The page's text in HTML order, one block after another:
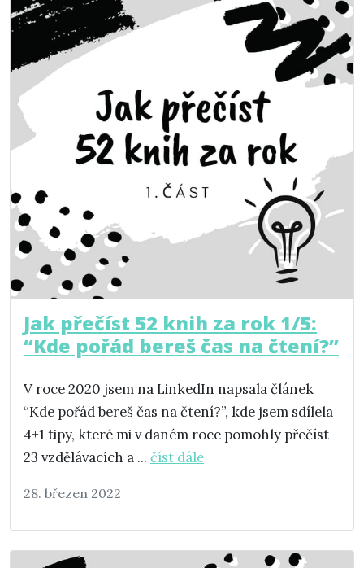
Jak přečíst 52 knih za rok 1/5:
“Kde pořád bereš čas na čtení?”
V roce 2020 jsem na LinkedIn napsala článek
“Kde pořád bereš čas na čtení?”, kde jsem sdílela
4+1 tipy, které mi v daném roce pomohly přečíst
23 vzdělávacích a ... číst dále
28. březen 2022